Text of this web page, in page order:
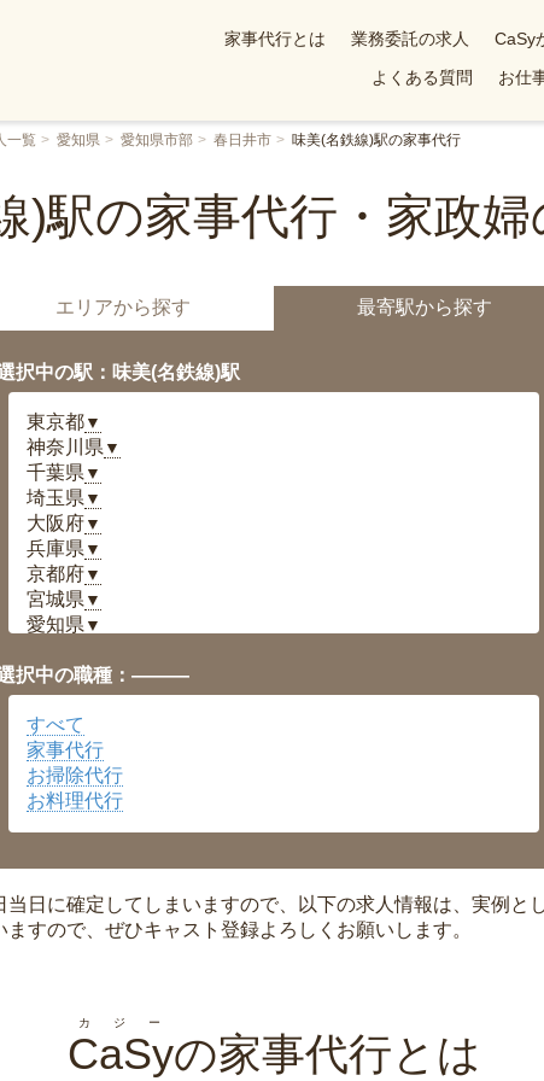
家事代行とは 業務委託の求人 CaSy
よくある質問
お仕
一覧 愛知県 愛知県市部 春日井市 味美(名鉄線)駅の家事代行
)駅の家事代行・家政
エリアから探す 最寄駅から探す
択中の駅：味美(名鉄線)駅
東京都▼
神奈川県 ▼
千葉県 ▼
埼玉県 ▼
大阪府▼
兵庫県 ▼
京都府▼
宮城県 ▼
愛知県 ▼
岡山県▼
広島県▼
沖縄県
択中の職種：———
すべて
家事代行
お掃除代行
お料理代行
日に確定してしまいますので、以下の求人情報は、実例と
すので、ぜひキャスト登録よろしくお願いします。
CaSy
カジー
の家事代行とは